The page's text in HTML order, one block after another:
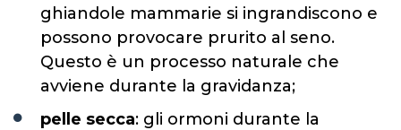
ghiandole mammarie si ingrandiscono e
possono provocare prurito al seno.
Questo è un processo naturale che
avviene durante la gravidanza;
pelle secca: gli ormoni durante la